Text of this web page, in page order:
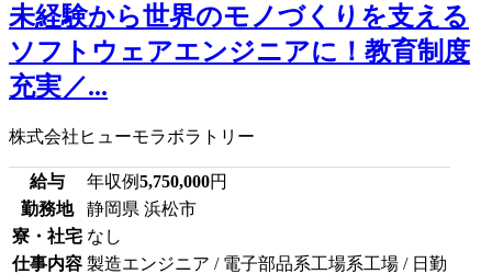
未経験から世界のモノづくりを支える
ソフトウェアエンジニアに！教育制度
充実／...
株式会社ヒューモラボラトリー
給与 年収例5,750,000円
勤務地
静岡県 浜松市
寮・社宅 なし
仕事内容 製造エンジニア / 電子部品系工場系工場 / 日勤